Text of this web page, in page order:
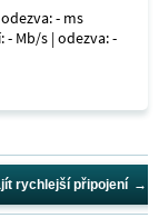
- ms
- Mb/s | odezva: -
rychlejší připojení